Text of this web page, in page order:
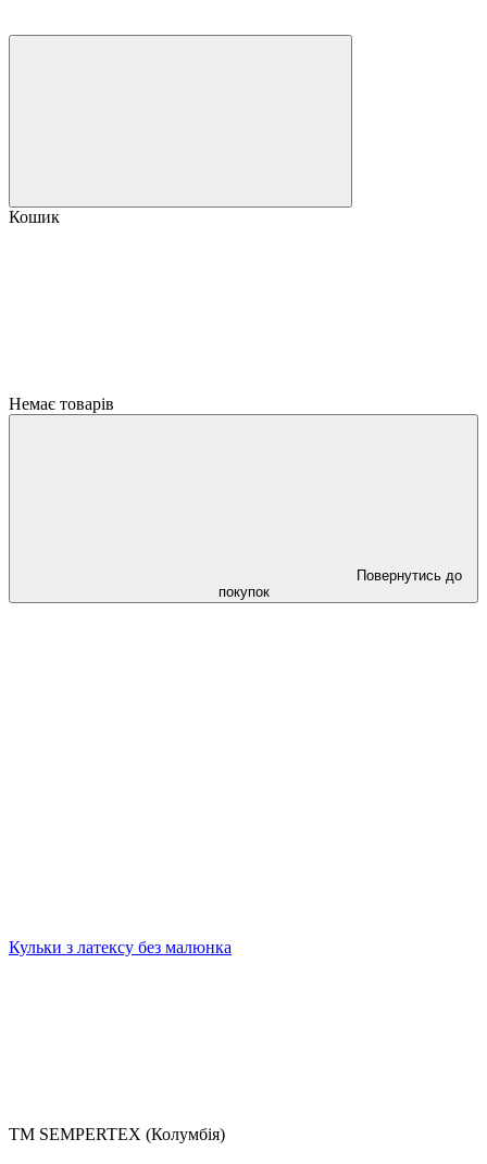
Кошик
Немає товарів
Повернутись до
покупок
Кульки з латексу без малюнка
ТМ SEMPERTEX (Колумбія)